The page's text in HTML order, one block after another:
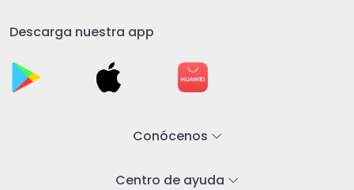
Descarga nuestra app
Conócenos
Centro de ayuda